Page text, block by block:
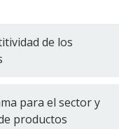
de los
para el sector y
productos